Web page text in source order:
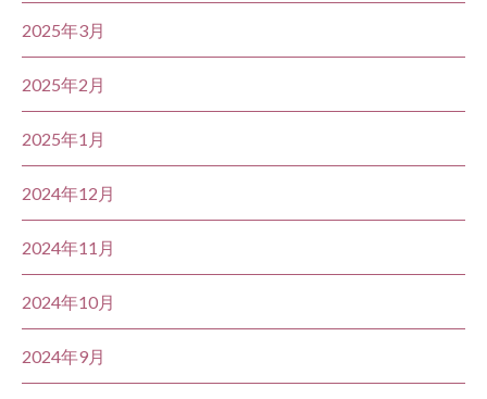
2025年3月
2025年2月
2025年1月
2024年12月
2024年11月
2024年10月
2024年9月